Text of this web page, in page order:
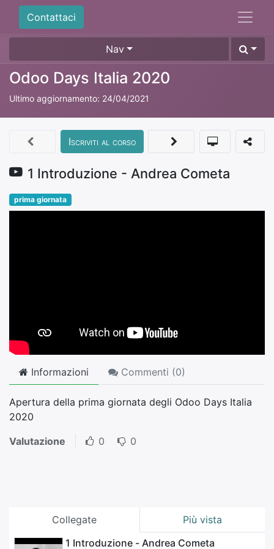
Contattaci
Nav
Odoo Days Italia 2020
Ultimo aggiornamento: 24/04/2021
Collegate
Più vista
1 Introduzione - Andrea Cometa
1 Introduzione - Andrea Cometa
Iscriviti al corso
prima giornata
Informazioni Commenti (0)
Apertura della prima giornata degli Odoo Days Italia
2020
Valutazione
0 0